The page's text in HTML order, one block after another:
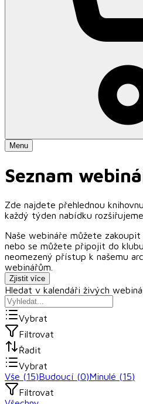
Menu
Seznam
Zde najdete přehlednou
každý týden nabídku
Naše webináře můžete zakoupit
nebo se můžete připojit do klubu
neomezený přístup k našemu
webinářům.
Zjistit více
Hledat v kalendáři živých
Vybrat
Filtrovat
Řadit
Vybrat
Vše (15)Budoucí (0)Minulé (15)
Filtrovat